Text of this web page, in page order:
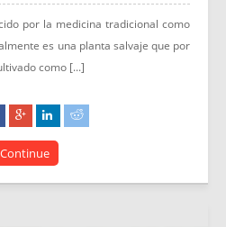
por la medicina tradicional como
es una planta salvaje que por
como [...]
Continue